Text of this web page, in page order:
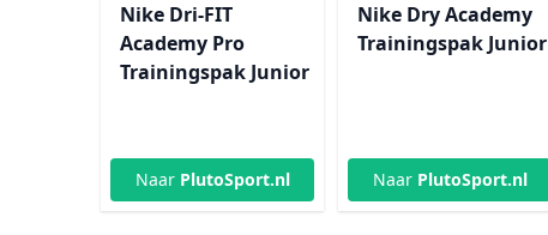
Nike Dri-FIT
Academy Pro
Trainingspak Junior
Naar PlutoSport.nl
Nike Dry Academy
Trainingspak Junior
Naar PlutoSport.nl